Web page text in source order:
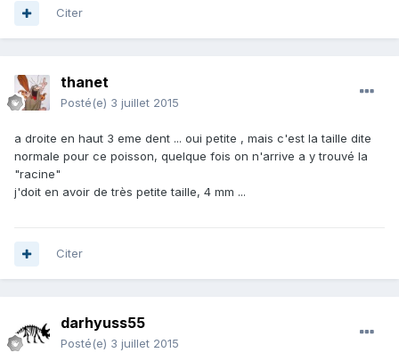
Citer
thanet
Posté(e) 3 juillet 2015
a droite en haut 3 eme dent ... oui petite , mais c'est la taille dite
normale pour ce poisson, quelque fois on n'arrive a y trouvé la
"racine"
j'doit en avoir de très petite taille, 4 mm ...
Citer
darhyuss55
Posté(e) 3 juillet 2015